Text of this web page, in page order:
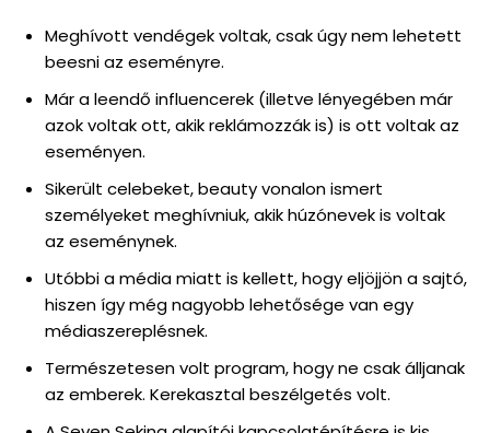
Meghívott vendégek voltak, csak úgy nem lehetett
beesni az eseményre.
Már a leendő influencerek (illetve lényegében már
azok voltak ott, akik reklámozzák is) is ott voltak az
eseményen.
Sikerült celebeket, beauty vonalon ismert
személyeket meghívniuk, akik húzónevek is voltak
az eseménynek.
Utóbbi a média miatt is kellett, hogy eljöjjön a sajtó,
hiszen így még nagyobb lehetősége van egy
médiaszereplésnek.
Természetesen volt program, hogy ne csak álljanak
az emberek. Kerekasztal beszélgetés volt.